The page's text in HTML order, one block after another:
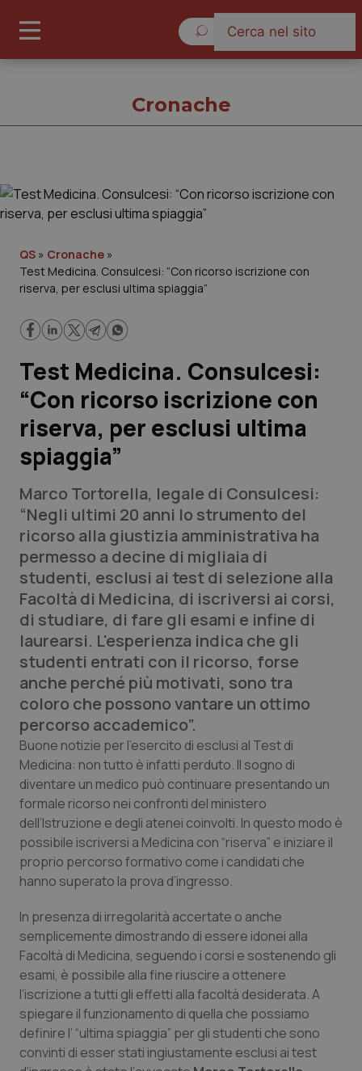
Governo e Parlamento
Regioni e Asl
Lavoro e Professioni
Scienza e Farmaci
Studi e Analisi
Lettere al direttore
Edizioni Regionali
QS Pro
Professionisti Sanitari.AI
Abruzzo
Basilicata
Calabria
Campania
Emilia-Romagna
Friuli Venezia Giulia
Liguria
Lombardia
Marche
QS Pro Gold
Artrite & artrosi
Asma & BPCO
Car-T
Colesterolo & coronaropatie
Dermatite Atopica
Disturbi dell’umore
Dolore
Donna & Salute
QS Club Newsletter
Cronache
QS » Cronache »
Test Medicina. Consulcesi: “Con ricorso iscrizione con
riserva, per esclusi ultima spiaggia”
Test Medicina. Consulcesi:
“Con ricorso iscrizione con
riserva, per esclusi ultima
spiaggia”
Marco Tortorella, legale di Consulcesi:
“Negli ultimi 20 anni lo strumento del
ricorso alla giustizia amministrativa ha
permesso a decine di migliaia di
studenti, esclusi ai test di selezione alla
Facoltà di Medicina, di iscriversi ai corsi,
di studiare, di fare gli esami e infine di
laurearsi. L'esperienza indica che gli
studenti entrati con il ricorso, forse
anche perché più motivati, sono tra
coloro che possono vantare un ottimo
percorso accademico”.
Buone notizie per l’esercito di esclusi al Test di
Medicina: non tutto è infatti perduto. Il sogno di
diventare un medico può continuare presentando un
formale ricorso nei confronti del ministero
dell’Istruzione e degli atenei coinvolti. In questo modo è
possibile iscriversi a Medicina con “riserva” e iniziare il
proprio percorso formativo come i candidati che
hanno superato la prova d’ingresso.
In presenza di irregolarità accertate o anche
semplicemente dimostrando di essere idonei alla
Facoltà di Medicina, seguendo i corsi e sostenendo gli
esami, è possibile alla fine riuscire a ottenere
l’iscrizione a tutti gli effetti alla facoltà desiderata. A
spiegare il funzionamento di quella che possiamo
definire l’ “ultima spiaggia” per gli studenti che sono
convinti di esser stati ingiustamente esclusi ai test